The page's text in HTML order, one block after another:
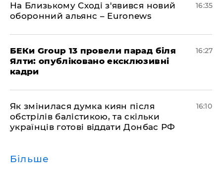
На Близькому Сході з'явився новий
оборонний альянс – Euronews
16:35
БЕКи Group 13 провели парад біля
Ялти: опубліковано ексклюзивні
кадри
16:27
Як змінилася думка киян після
обстрілів балістикою, та скільки
українців готові віддати Донбас РФ
16:10
Більше